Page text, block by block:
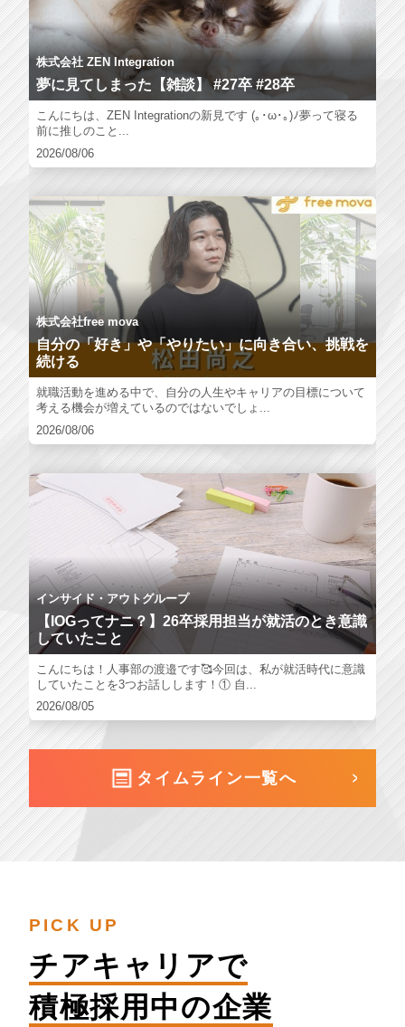
株式会社 ZEN Integration
夢に見てしまった【雑談】 #27卒 #28卒
こんにちは、ZEN Integrationの新見です (｡･ω･｡)ﾉ夢って寝る
前に推しのこと...
2026/08/06
株式会社free mova
自分の「好き」や「やりたい」に向き合い、挑戦を
続ける
就職活動を進める中で、自分の人生やキャリアの目標について
考える機会が増えているのではないでしょ...
2026/08/06
インサイド・アウトグループ
【IOGってナニ？】26卒採用担当が就活のとき意識
していたこと
こんにちは！人事部の渡邉です🥰今回は、私が就活時代に意識
していたことを3つお話しします！① 自...
2026/08/05
タイムライン一覧へ
PICK UP
チアキャリアで
積極採用中の企業